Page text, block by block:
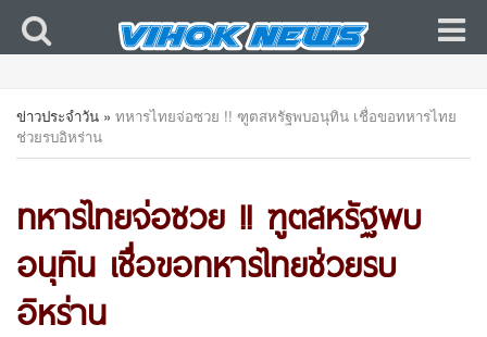
ข่าวประจำวัน » ทหารไทยจ่อซวย !! ฑูตสหรัฐพบอนุทิน เชื่อขอทหารไทย
ช่วยรบอิหร่าน
ทหารไทยจ่อซวย !! ฑูตสหรัฐพบ
อนุทิน เชื่อขอทหารไทยช่วยรบ
อิหร่าน